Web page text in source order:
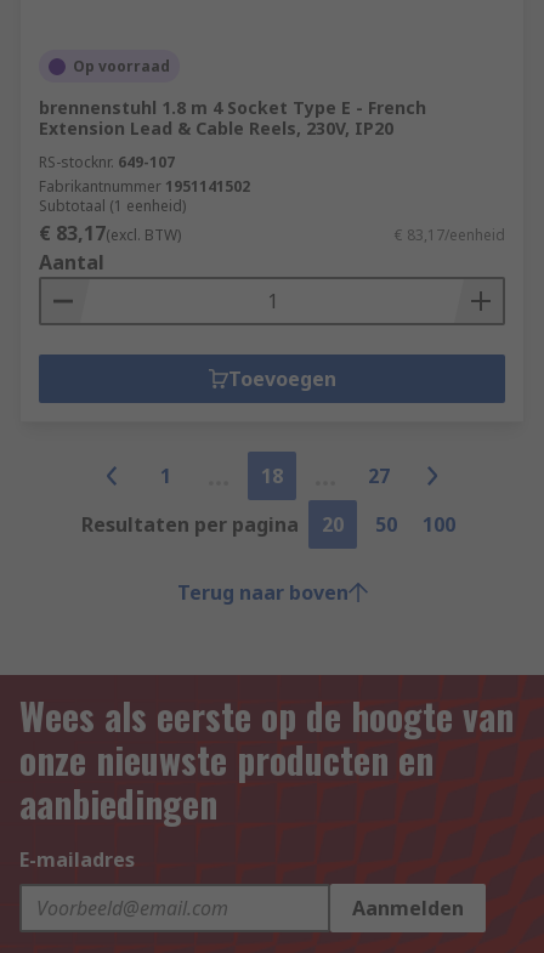
Op voorraad
brennenstuhl 1.8 m 4 Socket Type E - French
Extension Lead & Cable Reels, 230V, IP20
RS-stocknr. 649-107
Fabrikantnummer 1951141502
Subtotaal (1 eenheid)
€ 83,17(excl. BTW) € 83,17/eenheid
Aantal
Toevoegen
1 18
27
Resultaten per pagina
20 50 100
Terug naar boven
Wees als eerste op de hoogte van
onze nieuwste producten en
aanbiedingen
E-mailadres
Aanmelden